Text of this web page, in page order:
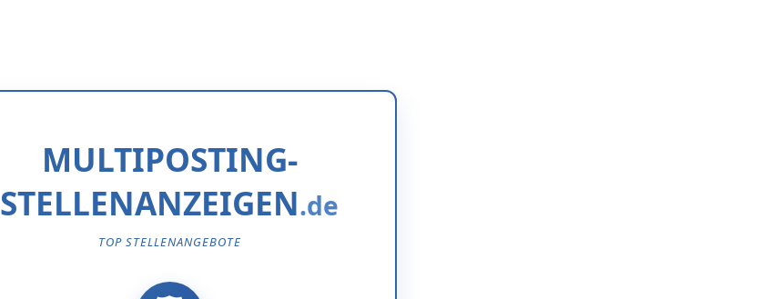
MULTIPOSTING-
STELLENANZEIGEN
TOP STELLENANGEBOTE